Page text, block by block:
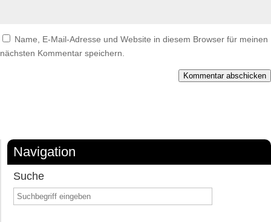
Name, E-Mail-Adresse und Website in diesem Browser für meinen
nächsten Kommentar speichern.
Kommentar abschicken
Navigation
Suche